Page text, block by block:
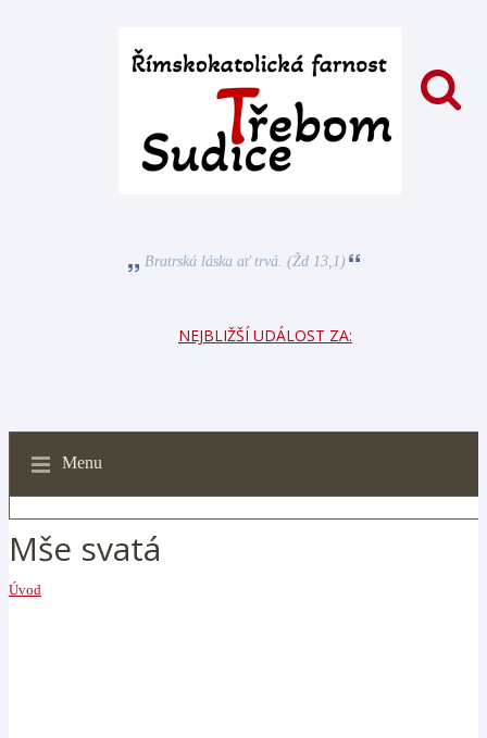
Bratrská láska ať trvá. (Žd 13,1)
NEJBLIŽŠÍ UDÁLOST ZA:
Menu
Mše svatá
Úvod